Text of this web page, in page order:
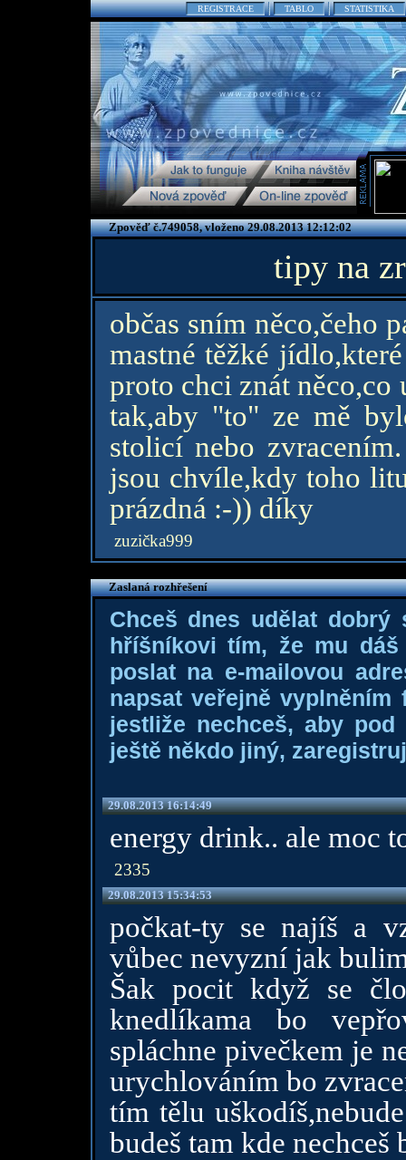
REGISTRACE TABLO STATISTIKA
Zpověď č.749058, vloženo 29.08.2013 12:12:02
tipy na
občas sním něco,čeho
mastné těžké
proto chci znát
tak,aby "to" ze mě
stolicí nebo
jsou chvíle,kdy toho
prázdná :-)) díky
zuzička999
Zaslaná rozhřešení
Chceš dnes udělat dobrý
hříšníkovi tím, že mu
poslat na e-mailovou
napsat veřejně
jestliže nechceš, aby
ještě někdo jiný,
29.08.2013 16:14:49
energy drink.. ale moc
2335
29.08.2013 15:34:53
počkat-ty se najíš a
vůbec nevyzní jak
Šak pocit když se
knedlíkama bo
spláchne pivečkem je
urychlováním bo
tím tělu
budeš tam kde nechceš